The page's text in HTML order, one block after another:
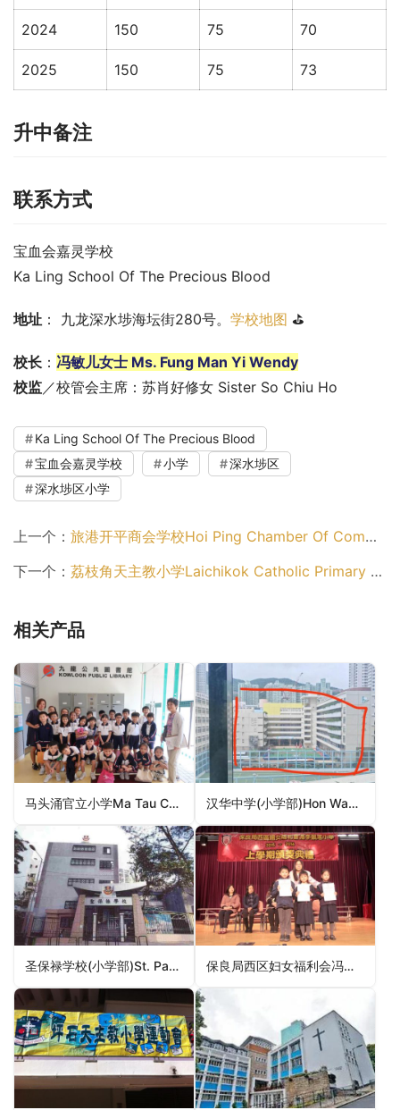
2024 150 75 70
2025 150 75 73
升中备注
联系方式
宝血会嘉灵学校
Ka Ling School Of The Precious Blood
地址 ： 九龙深水埗海坛街280号。 学校地图 ⛳
校长 ： 冯敏儿女士 Ms. Fung Man Yi Wendy
校监／校管会主席：苏肖好修女 Sister So Chiu Ho
Ka Ling School Of The Precious Blood
宝血会嘉灵学校
小学
深水埗区
深水埗区小学
上一个： 旅港开平商会学校Hoi Ping Chamber Of Commerce Primary School（深水埗区小学）
下一个： 荔枝角天主教小学Laichikok Catholic Primary School（深水埗区小学）
相关产品
马头涌官立小学Ma Tau Chung Government Primary School（九龙城区小学） 汉华中学(小学部)Hon Wah College (Primary Section)（东区小学）
圣保禄学校(小学部)St. Paul’s Convent School (Primary Section)（湾仔区小学） 保良局西区妇女福利会冯李佩瑶小学PLK Women’s Welfare Club (WD) Fung Lee Pui Yiu Primary School（屯门区小学）